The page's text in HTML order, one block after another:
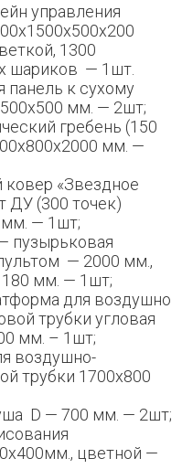
управления
1300
шариков — 1шт.
панель к сухому
мм. — 2шт;
гребень (150
мм. —
«Звездное
ДУ (300 точек)
мм. — 1шт;
пузырьковая
— 2000 мм.,
мм. — 1шт;
для воздушно
трубки угловая
мм. – 1шт;
воздушно-
трубки 1700х800
D — 700 мм. — 2шт;
цветной —